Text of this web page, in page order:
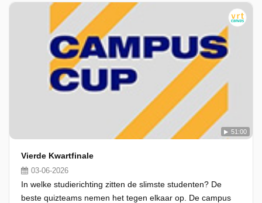
51:00
Vierde Kwartfinale
03-06-2026
In welke studierichting zitten de slimste studenten? De
beste quizteams nemen het tegen elkaar op. De campus